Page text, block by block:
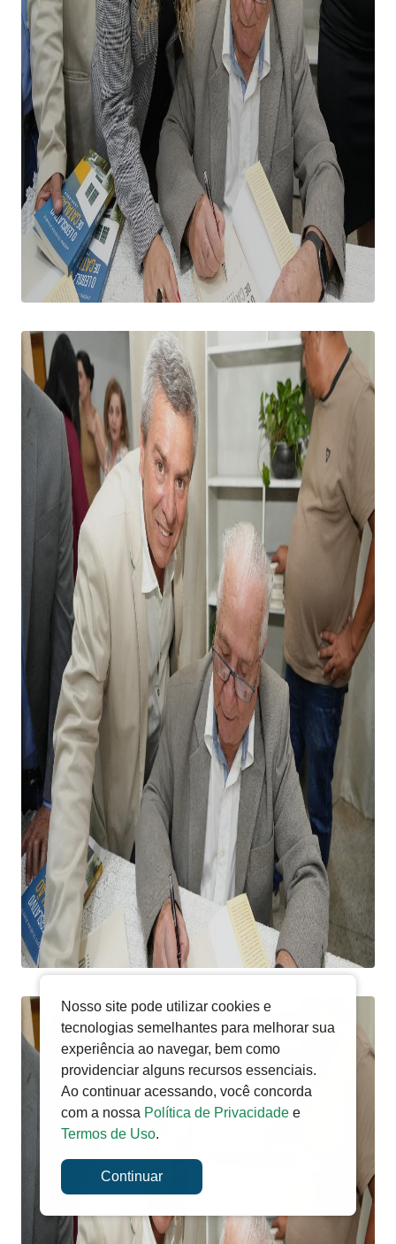
Nosso site pode utilizar cookies e
tecnologias semelhantes para melhorar sua
experiência ao navegar, bem como
providenciar alguns recursos essenciais.
Ao continuar acessando, você concorda
com a nossa Política de Privacidadee
Termos de Uso.
Continuar